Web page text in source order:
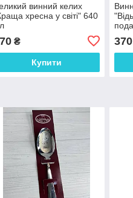
винний келих
хресна у світі" 640
₴
Купити
370